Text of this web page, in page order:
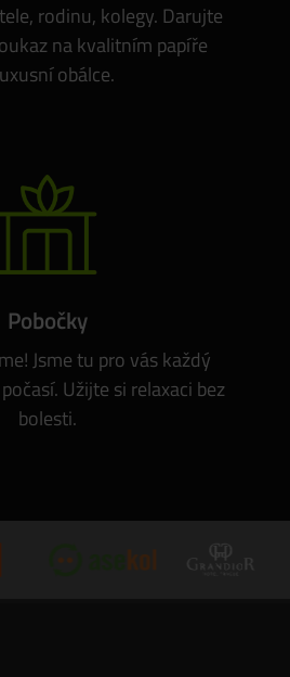
rodinu, kolegy. Darujte
na kvalitním papíře
obálce.
Pobočky
Jsme tu pro vás každý
Užijte si relaxaci bez
bolesti.